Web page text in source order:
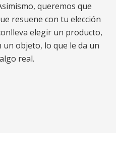
queremos que
resuene con tu elección
elegir un producto,
objeto, lo que le da un
real.